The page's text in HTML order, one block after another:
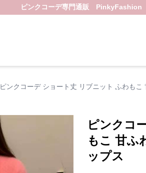
ピンクコーデ専門通販 PinkyFashion
ピンクコーデ ショート丈 リブニット ふわも
ピンクコ
もこ 甘ふ
ップス